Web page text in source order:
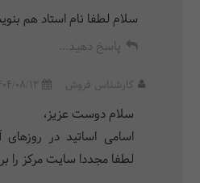
سلام لطفا نام استاد هم
پاسخ دهید...
کارشناس فروش 08/12
سلام دوست عزیز،
اسامی اساتید در
لطفا مجددا سایت مرکز را